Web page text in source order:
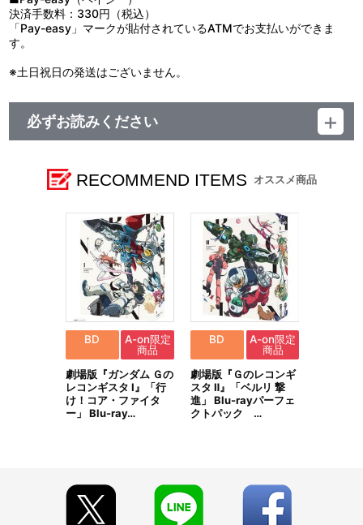
決済手数料：330円（税込）
「Pay-easy」マークが貼付されているATMでお支払いができま
す。
※土日祝日の発送はございません。
必ずお読みください
©創通・サンライズRECOMMEND ITEMS オススメ商品
BD
A-on限定
商品
劇場版『ガンダム Ｇの
レコンギスタ Ⅰ』「行
け！コア・ファイタ
ー」 Blu-ray…
BD
A-on限定
商品
劇場版『Ｇのレコンギ
スタ Ⅱ』「ベルリ 撃
進」 Blu-rayパーフェ
クトパック …